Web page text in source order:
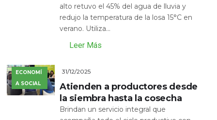
alto retuvo el 45% del agua de lluvia y
redujo la temperatura de la losa 15°C en
verano. Utiliza...
Leer Más
ECONOMÍ
A SOCIAL
31/12/2025
Atienden a productores desde
la siembra hasta la cosecha
Brindan un servicio integral que